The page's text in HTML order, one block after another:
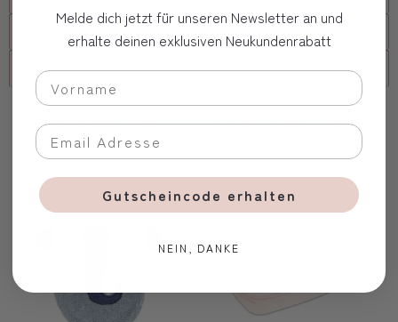
Firmenkunde
Oft zusammen gekauft
Melde dich jetzt für unseren Newsletter an und
erhalte deinen exklusiven Neukundenrabatt
Gutscheincode erhalten
NEIN, DANKE